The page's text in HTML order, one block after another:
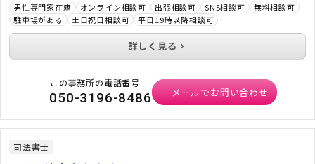
男性専門家在籍 オンライン相談可 出張相談可 SNS相談可
無料相談可
駐車場がある
土日祝日相談可 平日19時以降相談可
詳しく見る
この事務所の電話番号
050-3196-8486 メールでお問い合わせ
司法書士